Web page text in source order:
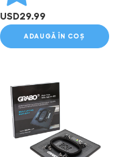
USD29.99
ADAUGĂ ÎN COȘ